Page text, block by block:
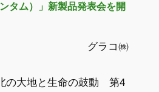
タム）」新製品発表会を開
グラコ㈱
の大地と生命の鼓動 第4